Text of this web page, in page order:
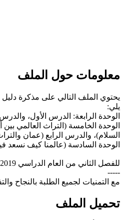
معلومات حول الملف
يحتوي الملف التالي على مذكرة
يلي:
الوحدة الرابعة: الدرس الأول،
الوحدة الخامسة (التراث العالمي بين
السلام)، والدرس الرابع (عمان
الوحدة السادسة (عالمنا كيف نسعد
للفصل الثاني من العام الدراسي 2019-2020 وفق المنهاج الحديث لسلطنة عُمان، تحميل مباشر.
-----
مع التمنيات لجميع الطلبة بالنجاح
تحميل الملف